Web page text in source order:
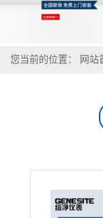
您当前的位置： 网站